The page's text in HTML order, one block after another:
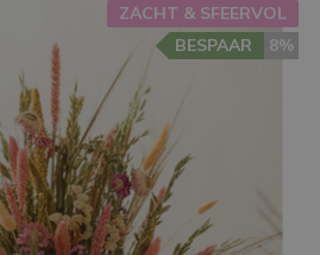
ZACHT & SFEERVOL
8%
BESPAAR